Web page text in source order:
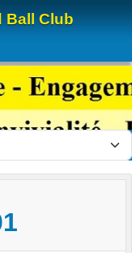
Ball Club